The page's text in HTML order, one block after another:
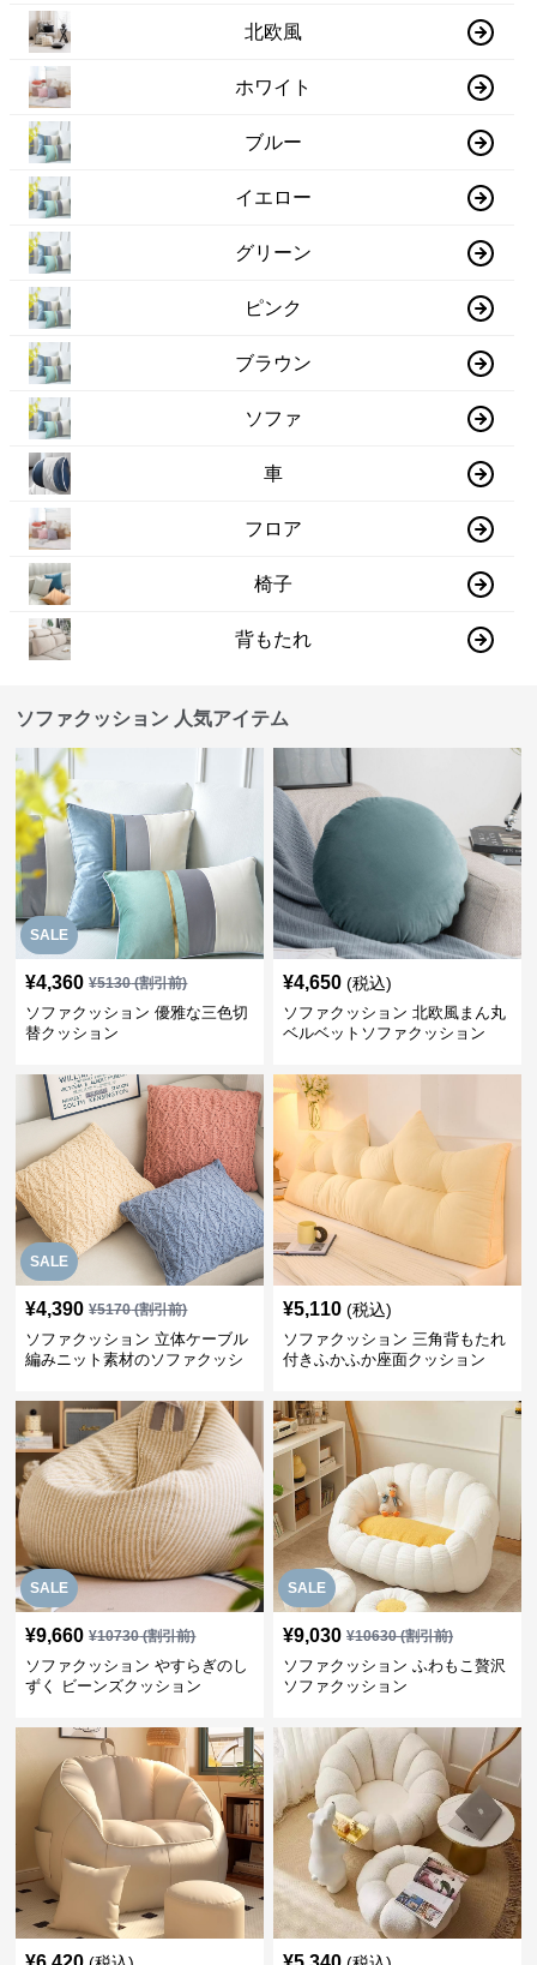
北欧風
ホワイト
ブルー
イエロー
グリーン
ピンク
ブラウン
ソファ
車
フロア
椅子
背もたれ
ソファクッション 人気アイテム
SALE
¥4,360 ¥5130(割引前)
ソファクッション 優雅な三色切
替クッション
¥4,650 (税込)
ソファクッション 北欧風まん丸
ベルベットソファクッション
SALE
¥4,390 ¥5170(割引前)
ソファクッション 立体ケーブル
編みニット素材のソファクッシ
¥5,110 (税込)
ソファクッション 三角背もたれ
付きふかふか座面クッション
SALE
¥9,660 ¥10730(割引前)
ソファクッション やすらぎのし
ずく ビーンズクッション
SALE
¥9,030 ¥10630(割引前)
ソファクッション ふわもこ贅沢
ソファクッション